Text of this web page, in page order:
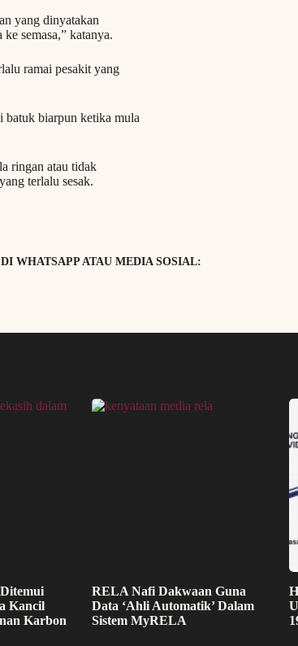
yang dinyatakan
semasa,” katanya.
ramai pesakit yang
batuk biarpun ketika mula
ringan atau tidak
terlalu sesak.
WHATSAPP ATAU MEDIA SOSIAL:
Kancil
Karbon
RELA Nafi Dakwaan Guna
Data ‘Ahli Automatik’ Dalam
Sistem MyRELA